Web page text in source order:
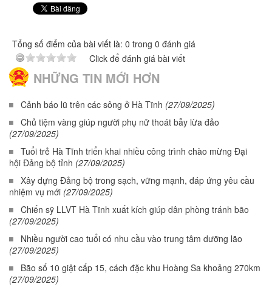
Tổng số điểm của bài viết là: 0 trong 0 đánh giá
Click để đánh giá bài viết
NHỮNG TIN MỚI HƠN
Cảnh báo lũ trên các sông ở Hà Tĩnh (27/09/2025)
Chủ tiệm vàng giúp người phụ nữ thoát bẫy lừa đảo
(27/09/2025)
Tuổi trẻ Hà Tĩnh triển khai nhiều công trình chào mừng Đại
hội Đảng bộ tỉnh (27/09/2025)
Xây dựng Đảng bộ trong sạch, vững mạnh, đáp ứng yêu cầu
nhiệm vụ mới (27/09/2025)
Chiến sỹ LLVT Hà Tĩnh xuất kích giúp dân phòng tránh bão
(27/09/2025)
Nhiều người cao tuổi có nhu cầu vào trung tâm dưỡng lão
(27/09/2025)
Bão số 10 giật cấp 15, cách đặc khu Hoàng Sa khoảng 270km
(27/09/2025)